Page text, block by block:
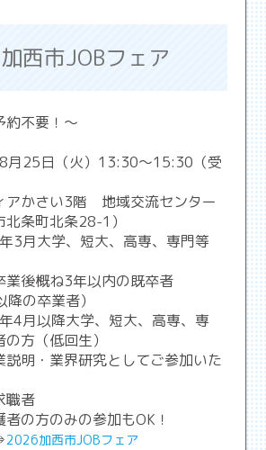
西市JOBフェア
約不要！～
月25日（火）13:30～15:30（受
アかさい3階 地域交流センター
町北条28-1）
3月大学、短大、高専、専門等
ね3年以内の既卒者
の卒業者）
以降大学、短大、高専、専
方（低回生）
業界研究としてご参加いた
者
のみの参加もOK！
2026加西市JOBフェア